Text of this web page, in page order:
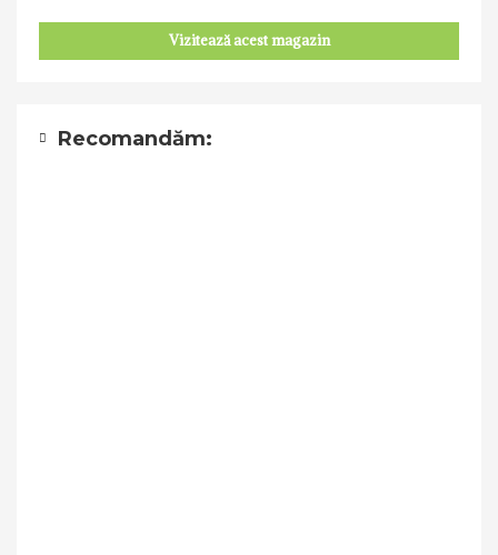
Vizitează acest magazin
Recomandăm: